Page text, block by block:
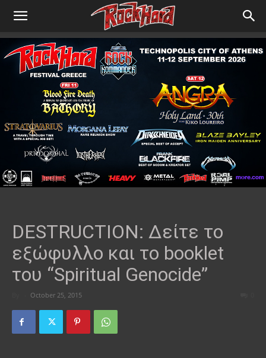
DESTRUCTION: Δείτε το
εξώφυλλο και το booklet
του “Spiritual Genocide”
October 25, 2015